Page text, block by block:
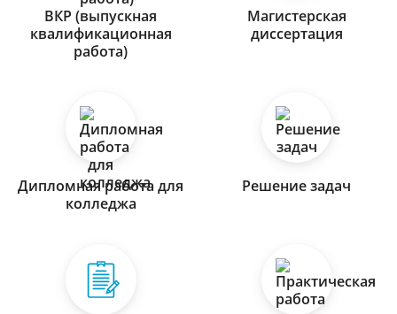
ВКР (выпускная
квалификационная
работа)
Магистерская
диссертация
Дипломная работа для
колледжа
Решение задач